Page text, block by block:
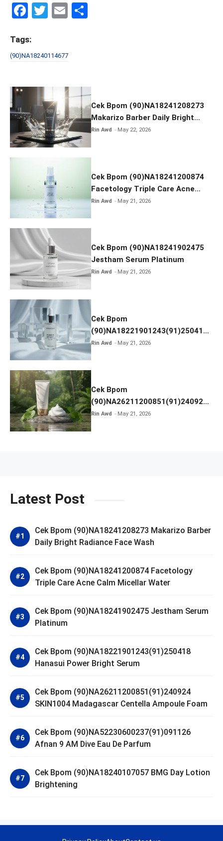
F
ce
b
o
k
T
er
E
Tags:
(90)NA18240114677
Cek Bpom (90)NA18241208273
Makarizo Barber Daily Bright
Radiance Face Wash
Rin Awd May 22, 2026
Cek Bpom (90)NA18241200874
Facetology Triple Care Acne
Calm Micellar Water
Rin Awd May 21, 2026
Cek Bpom (90)NA18241902475
Jestham Serum Platinum
Rin Awd May 21, 2026
Cek Bpom
(90)NA18221901243(91)250418
Hanasui Power Bright Serum
Rin Awd May 21, 2026
Cek Bpom
(90)NA26211200851(91)240924
SKIN1004 Madagascar Centella
Rin Awd May 21, 2026
Latest Post
Cek Bpom (90)NA18241208273 Makarizo Barber
Daily Bright Radiance Face Wash
Cek Bpom (90)NA18241200874 Facetology
Triple Care Acne Calm Micellar Water
Cek Bpom (90)NA18241902475 Jestham Serum
Platinum
Cek Bpom (90)NA18221901243(91)250418
Hanasui Power Bright Serum
Cek Bpom (90)NA26211200851(91)240924
SKIN1004 Madagascar Centella Ampoule Foam
Cek Bpom (90)NA52230600237(91)091126
Afnan 9 AM Dive Eau De Parfum
Cek Bpom (90)NA18240107057 BMG Day Lotion
Brightening